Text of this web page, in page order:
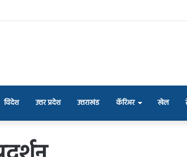
विदेश उत्तर प्रदेश उत्तराखंड कॅरिअर खेल